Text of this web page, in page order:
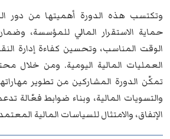
وتكتسب هذه الدورة أهميتها من دور
حماية الاستقرار المالي للمؤسسة، وضمان
الوقت المناسب، وتحسين كفاءة إدارة
العمليات المالية اليومية. ومن خلال
تمكّن الدورة المشاركين من تطوير
والتسويات المالية، وبناء ضوابط فعّالة
الإنفاق، والامتثال للسياسات المالية